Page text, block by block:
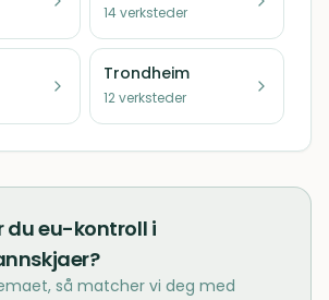
14verksteder
Trondheim
12verksteder
dueu-kontroll i
?
så matcher vi deg med